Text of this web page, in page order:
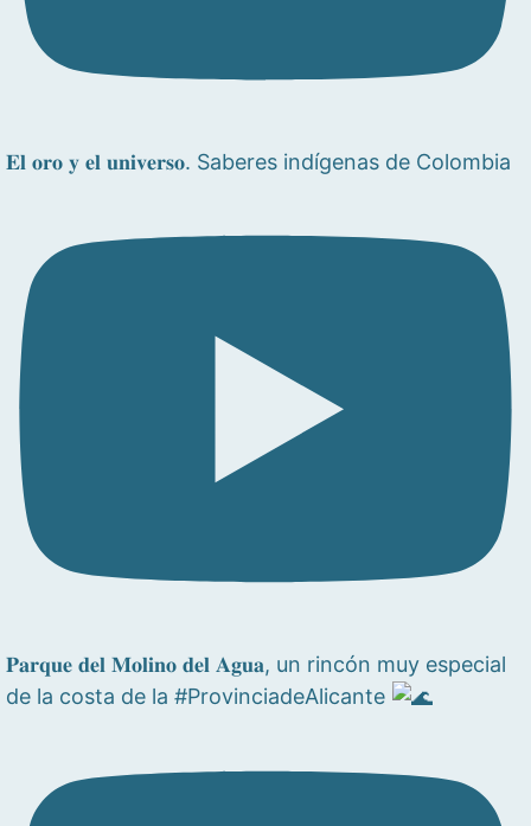
𝐄𝐥 𝐨𝐫𝐨 𝐲 𝐞𝐥 𝐮𝐧𝐢𝐯𝐞𝐫𝐬𝐨. Saberes indígenas de Colombia
𝐏𝐚𝐫𝐪𝐮𝐞 𝐝𝐞𝐥 𝐌𝐨𝐥𝐢𝐧𝐨 𝐝𝐞𝐥 𝐀𝐠𝐮𝐚, un rincón muy especial
de la costa de la #ProvinciadeAlicante